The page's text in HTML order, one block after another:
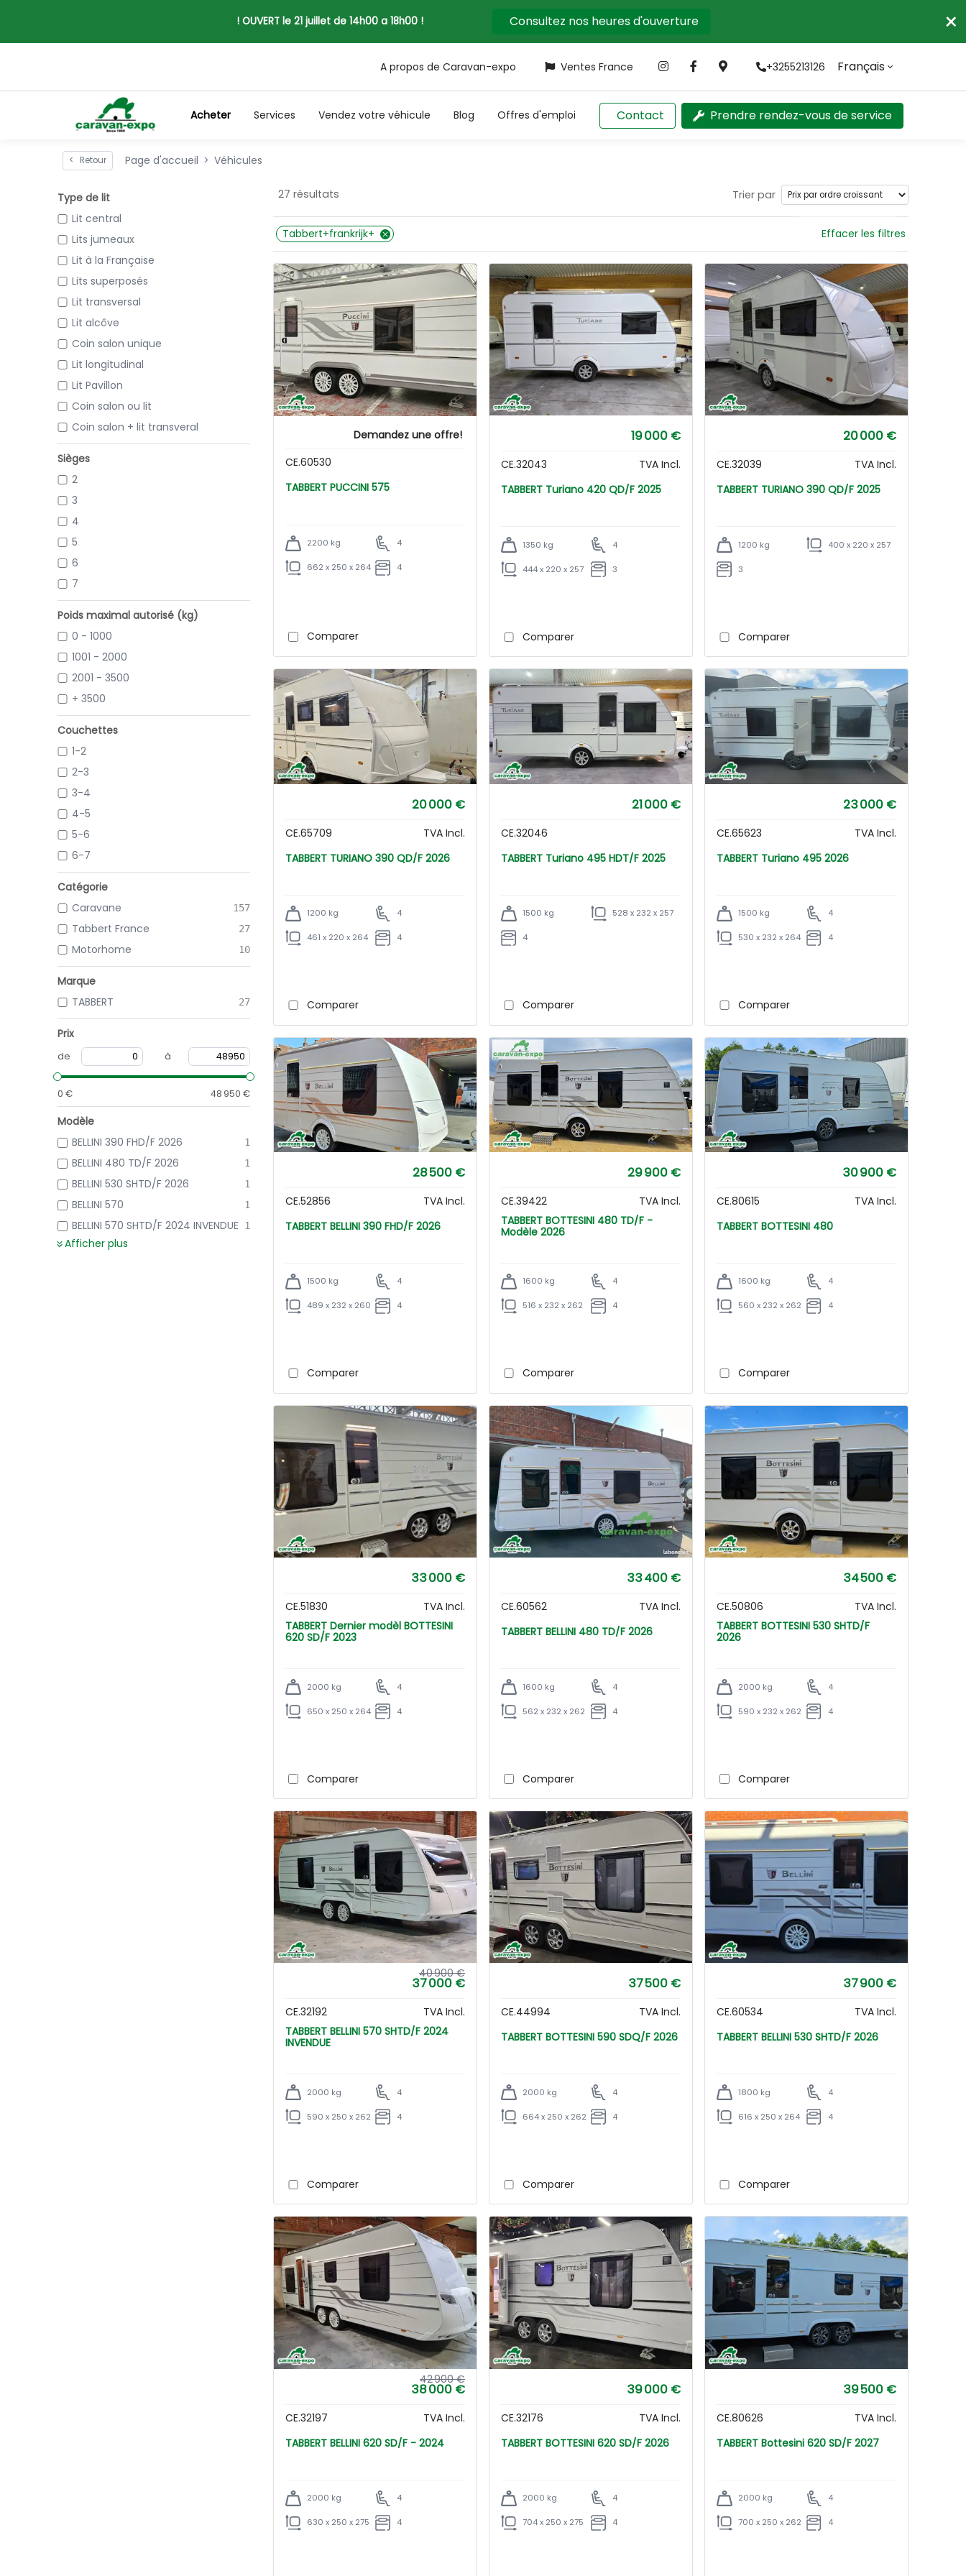
! OUVERT le 21 juillet de 14h00 a 18h00 ! Consultez nos heures d'ouverture ×
A propos de Caravan-expo Ventes France +3255213126 Français
Acheter Services Vendez votre véhicule Blog Offres d'emploi Contact Prendre rendez-vous de service
< Retour Page d'accueil Véhicules
Type de lit
Lit central
Lits jumeaux
Lit à la Française
Lits superposés
Lit transversal
Lit alcôve
Coin salon unique
Lit longitudinal
Lit Pavillon
Coin salon ou lit
Coin salon + lit transveral
Sièges
2
3
4
5
6
7
Poids maximal autorisé (kg)
0 - 1000
1001 - 2000
2001 - 3500
+ 3500
Couchettes
1-2
2-3
3-4
4-5
5-6
6-7
Catégorie
Caravane
157
Tabbert France 27
Motorhome 10
Marque
TABBERT
27
Prix
de à
0 € 48 950 €
Modèle
BELLINI 390 FHD/F 2026
1
BELLINI 480 TD/F 2026 1
BELLINI 530 SHTD/F 2026 1
BELLINI 570 1
BELLINI 570 SHTD/F 2024 INVENDUE 1
Afficher plus
27 résultats Trier par
Tabbert+frankrijk+ Effacer les filtres
Demandez une offre!
CE.60530
TABBERT PUCCINI 575
2200 kg 4
662 x 250 x 264 4
Comparer
19 000 €
CE.32043
TVA Incl.
TABBERT Turiano 420 QD/F 2025
1350 kg 4
444 x 220 x 257 3
Comparer
20 000 €
CE.32039
TVA Incl.
TABBERT TURIANO 390 QD/F 2025
1200 kg 400 x 220 x 257
3
Comparer
20 000 €
CE.65709
TVA Incl.
TABBERT TURIANO 390 QD/F 2026
1200 kg 4
461 x 220 x 264 4
Comparer
21 000 €
CE.32046
TABBERT Turiano 495 HDT/F 2025
1500 kg 528 x 232 x 257
4
Comparer
23 000 €
CE.65623
TVA Incl.
TABBERT Turiano 495 2026
1500 kg 4
530 x 232 x 264 4
Comparer
28 500 €
CE.52856
TVA Incl.
TABBERT BELLINI 390 FHD/F 2026
1500 kg 4
489 x 232 x 260 4
Comparer
29 900 €
CE.39422
TVA Incl.
TABBERT BOTTESINI 480 TD/F -
Modèle 2026
1600 kg 4
516 x 232 x 262 4
Comparer
30 900 €
CE.80615
TVA Incl.
TABBERT BOTTESINI 480
1600 kg 4
560 x 232 x 262 4
Comparer
33 000 €
CE.51830
TVA Incl.
TABBERT Dernier modèl BOTTESINI
620 SD/F 2023
2000 kg 4
650 x 250 x 264 4
Comparer
33 400 €
CE.60562
TVA Incl.
TABBERT BELLINI 480 TD/F 2026
1600 kg 4
562 x 232 x 262 4
Comparer
34 500 €
CE.50806
TVA Incl.
TABBERT BOTTESINI 530 SHTD/F
2026
2000 kg 4
590 x 232 x 262 4
Comparer
40 900 €
37 000 €
CE.32192
TVA Incl.
TABBERT BELLINI 570 SHTD/F 2024
INVENDUE
2000 kg 4
590 x 250 x 262 4
Comparer
37 500 €
CE.44994
TVA Incl.
TABBERT BOTTESINI 590 SDQ/F 2026
2000 kg 4
664 x 250 x 262 4
Comparer
37 900 €
CE.60534
TVA Incl.
TABBERT BELLINI 530 SHTD/F 2026
1800 kg 4
616 x 250 x 264 4
Comparer
42 900 €
38 000 €
CE.32197
TVA Incl.
TABBERT BELLINI 620 SD/F - 2024
2000 kg 4
630 x 250 x 275 4
39 000 €
CE.32176
TVA Incl.
TABBERT BOTTESINI 620 SD/F 2026
2000 kg 4
704 x 250 x 275 4
39 500 €
CE.80626
TVA Incl.
TABBERT Bottesini 620 SD/F 2027
2000 kg 4
700 x 250 x 262 4